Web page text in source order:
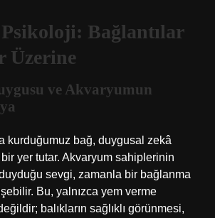
Bağlantılar
Üzerine
ve Akvaryumun
kurduğumuz bağ, duygusal zekâ
bir yer tutar. Akvaryum sahiplerinin
duyduğu sevgi, zamanla bir bağlanma
Bu, yalnızca yem verme
balıkların sağlıklı görünmesi,